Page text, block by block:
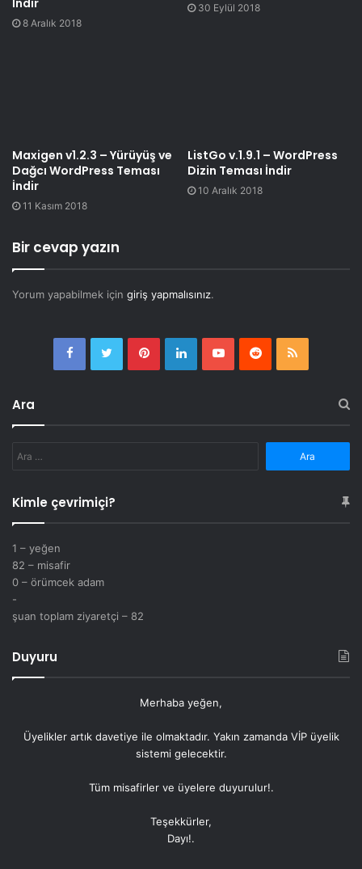
İndir
8 Aralık 2018
30 Eylül 2018
Maxigen v1.2.3 – Yürüyüş ve
Dağcı WordPress Teması
İndir
11 Kasım 2018
ListGo v.1.9.1 – WordPress
Dizin Teması İndir
10 Aralık 2018
Bir cevap yazın
Yorum yapabilmek için giriş yapmalısınız.
FacebookTwitterPinterestLinkedInYouTubeRedditRSS
Ara
Kimle çevrimiçi?
1 – yeğen
82 – misafir
0 – örümcek adam
-
şuan toplam ziyaretçi – 82
Duyuru
Merhaba yeğen,
Üyelikler artık davetiye ile olmaktadır. Yakın zamanda VİP üyelik
sistemi gelecektir.
Tüm misafirler ve üyelere duyurulur!.
Teşekkürler,
Dayı!.